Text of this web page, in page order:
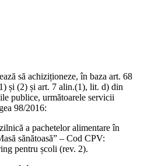
să achiziționeze, în baza art. 68
și (2) și art. 7 alin.(1), lit. d) din
publice, următoarele servicii
98/2016:
a pachetelor alimentare în
sănătoasă” – Cod CPV:
pentru școli (rev. 2).